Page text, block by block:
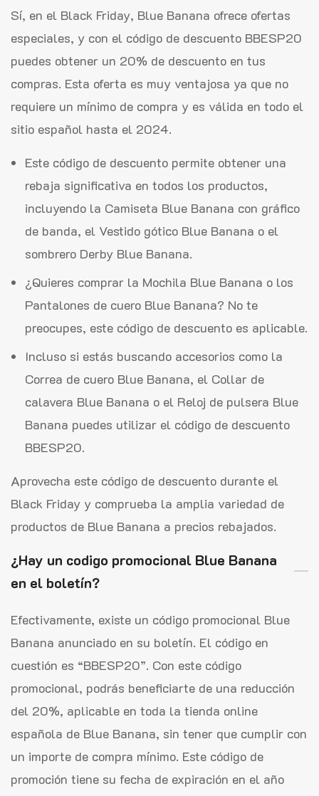
Sí, en el Black Friday, Blue Banana ofrece ofertas
especiales, y con el código de descuento BBESP20
puedes obtener un 20% de descuento en tus
compras. Esta oferta es muy ventajosa ya que no
requiere un mínimo de compra y es válida en todo el
sitio español hasta el 2024.
Este código de descuento permite obtener una
rebaja significativa en todos los productos,
incluyendo la Camiseta Blue Banana con gráfico
de banda, el Vestido gótico Blue Banana o el
sombrero Derby Blue Banana.
¿Quieres comprar la Mochila Blue Banana o los
Pantalones de cuero Blue Banana? No te
preocupes, este código de descuento es aplicable.
Incluso si estás buscando accesorios como la
Correa de cuero Blue Banana, el Collar de
calavera Blue Banana o el Reloj de pulsera Blue
Banana puedes utilizar el código de descuento
BBESP20.
Aprovecha este código de descuento durante el
Black Friday y comprueba la amplia variedad de
productos de Blue Banana a precios rebajados.
¿Hay un codigo promocional Blue Banana
en el boletín?
Efectivamente, existe un código promocional Blue
Banana anunciado en su boletín. El código en
cuestión es “BBESP20”. Con este código
promocional, podrás beneficiarte de una reducción
del 20%, aplicable en toda la tienda online
española de Blue Banana, sin tener que cumplir con
un importe de compra mínimo. Este código de
promoción tiene su fecha de expiración en el año